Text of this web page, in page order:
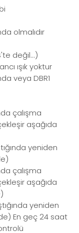
olmalıdır
değil...)
ışık yoktur
veya DBR1
çalışma
aşağıda
yeniden
çalışma
aşağıda
yeniden
En geç 24 saat